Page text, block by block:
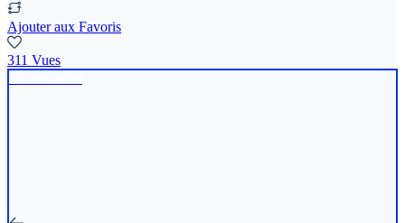
Ajouter aux Favoris
311 Vues